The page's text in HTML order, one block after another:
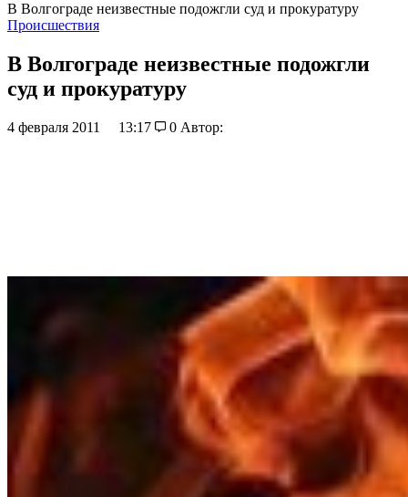
В Волгограде неизвестные подожгли суд и прокуратуру
Происшествия
В Волгограде неизвестные подожгли
суд и прокуратуру
4 февраля 2011 13:17 0 Автор: